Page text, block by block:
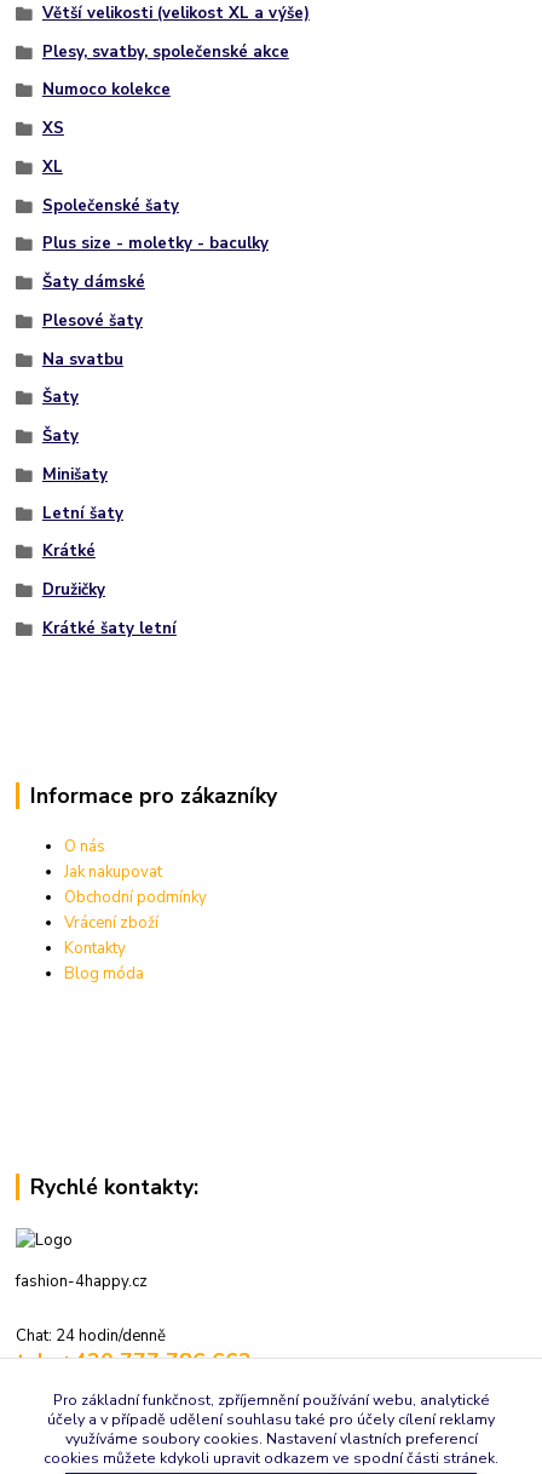
Větší velikosti (velikost XL a výše)
Plesy, svatby, společenské akce
Numoco kolekce
XS
XL
Společenské šaty
Plus size - moletky - baculky
Šaty dámské
Plesové šaty
Na svatbu
Šaty
Šaty
Minišaty
Letní šaty
Krátké
Družičky
Krátké šaty letní
Informace pro zákazníky
O nás
Jak nakupovat
Obchodní podmínky
Vrácení zboží
Kontakty
Blog móda
Rychlé kontakty:
fashion-4happy.cz
Chat: 24 hodin/denně
tel.: +420 777 786 662
info@fashion-4happy.cz
Pro základní funkčnost, zpříjemnění používání webu, analytické
účely a v případě udělení souhlasu také pro účely cílení reklamy
využíváme soubory cookies. Nastavení vlastních preferencí
cookies můžete kdykoli upravit odkazem ve spodní části stránek.